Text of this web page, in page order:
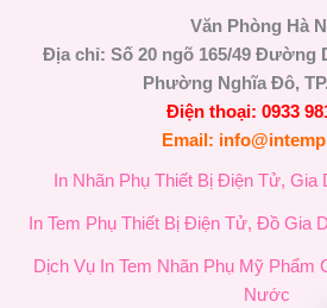
Văn Phòng Hà
Địa chỉ: Số 20 ngõ 165/49 Đường
Phường Nghĩa Đô,
Điện thoại: 0933
Email:
In Nhãn Phụ Thiết Bị Điện Tử, Gia
In Tem Phụ Thiết Bị Điện Tử, Đồ Gia
Dịch Vụ In Tem Nhãn Phụ Mỹ Phẩm
Nước